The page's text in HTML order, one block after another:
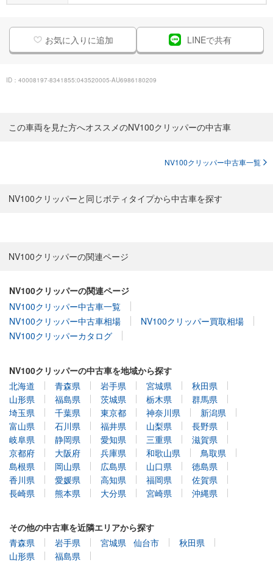
お気に入りに追加 LINEで共有
ID：40008197-8341855:043520005-AU6986180209
この車両を見た方へオススメのNV100クリッパーの中古車
NV100クリッパー中古車一覧
NV100クリッパーと同じボティタイプから中古車を探す
NV100クリッパーの関連ページ
NV100クリッパーの関連ページ
NV100クリッパー中古車一覧
NV100クリッパー中古車相場
NV100クリッパー買取相場
NV100クリッパーカタログ
NV100クリッパーの中古車を地域から探す
北海道
青森県 岩手県 宮城県
秋田県
山形県
福島県 茨城県 栃木県
群馬県
埼玉県
千葉県 東京都 神奈川県
新潟県
富山県
石川県 福井県 山梨県
長野県
岐阜県
静岡県 愛知県 三重県
滋賀県
京都府
大阪府 兵庫県 和歌山県
鳥取県
島根県
岡山県 広島県 山口県
徳島県
香川県
愛媛県 高知県 福岡県
佐賀県
長崎県
熊本県 大分県 宮崎県 沖縄県
その他の中古車を近隣エリアから探す
青森県
岩手県 宮城県 仙台市
秋田県
山形県
福島県